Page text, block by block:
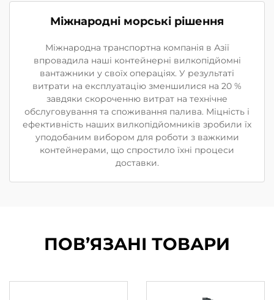
Міжнародні морські рішення
Міжнародна транспортна компанія в Азії
впровадила наші контейнерні вилкопідйомні
вантажники у своїх операціях. У результаті
витрати на експлуатацію зменшилися на 20 %
завдяки скороченню витрат на технічне
обслуговування та споживання палива. Міцність і
ефективність наших вилкопідйомників зробили їх
уподобаним вибором для роботи з важкими
контейнерами, що спростило їхні процеси
доставки.
ПОВ’ЯЗАНІ ТОВАРИ